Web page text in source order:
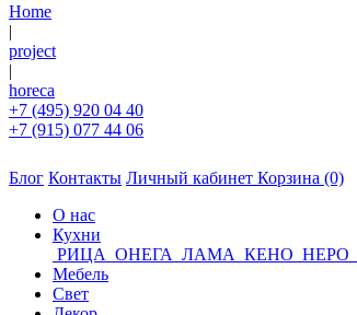
Home
|
project
|
horeca
+7 (495) 920 04 40
+7 (915) 077 44 06
Блог Контакты Личный кабинет Корзина (0)
О нас
Кухни
РИЦА ОНЕГА ЛАМА КЕНО НЕРО
Мебель
Свет